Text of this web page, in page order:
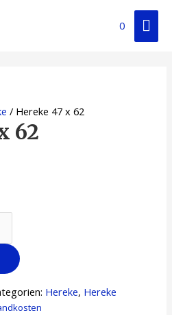
0
/ Hereke 47 x 62
62
Hereke, Hereke